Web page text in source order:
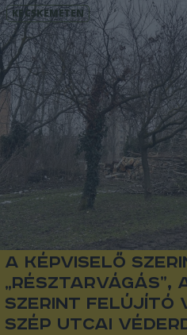
KECSKEMÉTEN
A képviselő
„résztarvágás”,
szerint felújító
Szép utcai